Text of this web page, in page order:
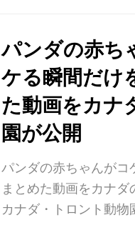
介しよう。 米ワイオミ
Imgurユーザー、
「ソチ」である。 サイ
ストキャットの「オス
ソチを訪ねて、しょっ
が挨拶に訪れるのだ。
が。 ソチも前足を伸
またある時は大きなシ
線を合わせ、互いに挨
パンダの赤ち
ケる瞬間だけ
た動画をカナ
園が公開
パンダの赤ちゃんがコ
まとめた動画をカナダ
カナダ・トロント動物